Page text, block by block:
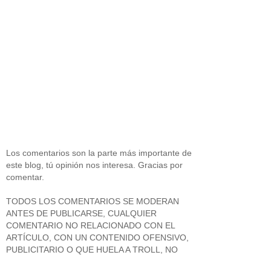
Los comentarios son la parte más importante de
este blog, tú opinión nos interesa. Gracias por
comentar.
TODOS LOS COMENTARIOS SE MODERAN
ANTES DE PUBLICARSE, CUALQUIER
COMENTARIO NO RELACIONADO CON EL
ARTÍCULO, CON UN CONTENIDO OFENSIVO,
PUBLICITARIO O QUE HUELA A TROLL, NO